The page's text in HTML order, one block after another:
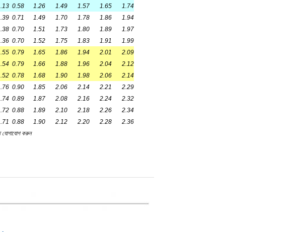
প্রধানত কারখানা ভবনের ধাতু উপাদান এবং ফ্রেম জন্য
ভাল ওয়েল্ডেবল হতে হবে, প্লাস্টিক বিকৃতি পারফরম্যান্স
শক্তি। কোণ স্টিল উত্পাদন জন্য কাঁচামাল billet কম কার্বন
কোণ ইস্পাত গরম ঘূর্ণায়মান অবস্থায় বিতরণ করা হয়,
রোলিং. উচ্চ শক্তি